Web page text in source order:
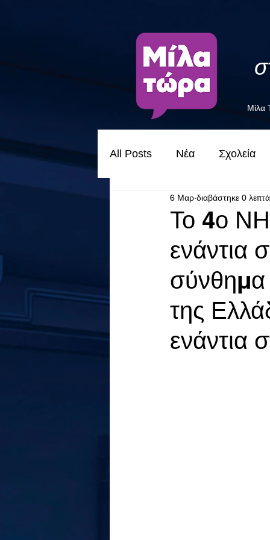
Μίλα
All Posts Νέα Σχολεία
Το 4ο
της
ενάντια
6 Μαρ διαβάστηκε 0 λεπτά